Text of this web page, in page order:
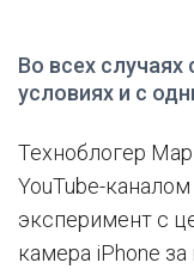
Во всех
условиях и с
Техноблогер
YouTube-
эксперимент с
камера iPhone